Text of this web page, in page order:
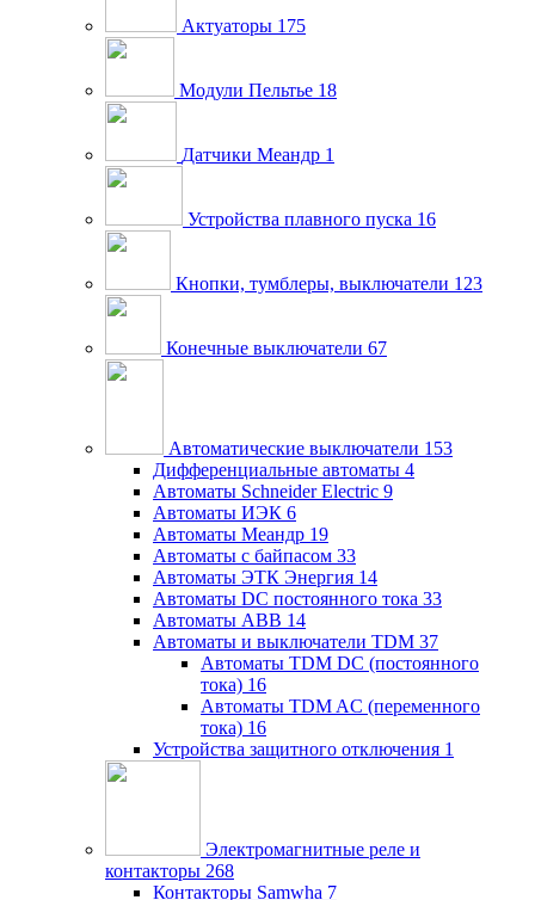
Актуаторы 175
Модули Пельтье 18
Датчики Меандр 1
Устройства плавного пуска 16
Кнопки, тумблеры, выключатели 123
Конечные выключатели 67
Автоматические выключатели 153
Дифференциальные автоматы 4
Автоматы Schneider Electric 9
Автоматы ИЭК 6
Автоматы Меандр 19
Автоматы с байпасом 33
Автоматы ЭТК Энергия 14
Автоматы DC постоянного тока 33
Автоматы ABB 14
Автоматы и выключатели TDM 37
Автоматы TDM DC (постоянного
тока) 16
Автоматы TDM AC (переменного
тока) 16
Устройства защитного отключения 1
Электромагнитные реле и
контакторы 268
Контакторы Samwha 7